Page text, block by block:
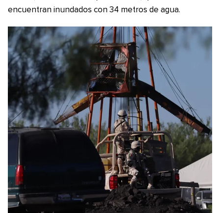
encuentran inundados con 34 metros de agua.